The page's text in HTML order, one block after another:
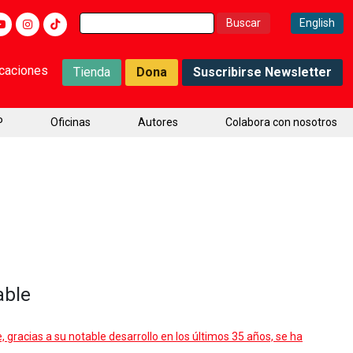
Buscar: English
Tienda Dona Suscribirse Newsletter
Oficinas Autores Colabora con nosotros
a su notable desarrollo en los últimos 35 años, se ha